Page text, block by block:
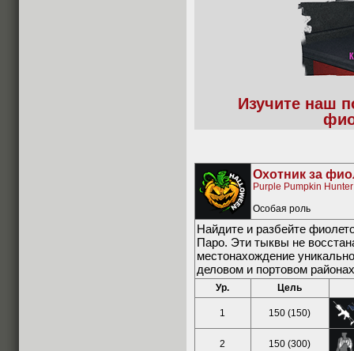
Изучите наш
Охотник за
Purple Pumpkin Hunter
Особая роль
Найдите и разбейте
Паро. Эти тыквы не
местонахождение
деловом и портовом
Ур. Цель
1 150 (150)
2 150 (300)